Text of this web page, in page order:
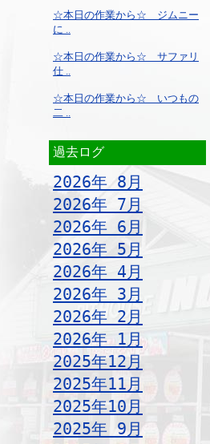
☆本日の作業から☆ ジムニー
に ..
☆本日の作業から☆ サファリ
仕 ..
☆本日の作業から☆ いつもの
二 ..
過去ログ
2026年 8月
2026年 7月
2026年 6月
2026年 5月
2026年 4月
2026年 3月
2026年 2月
2026年 1月
2025年12月
2025年11月
2025年10月
2025年 9月